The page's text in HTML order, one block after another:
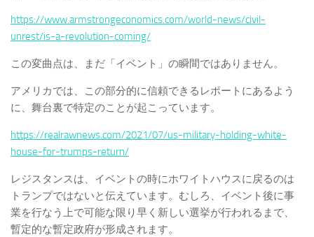
https://www.armstrongeconomics.com/world-news/civil-
unrest/is-a-revolution-coming/
この変曲点は、まだ「イベント」の瞬間ではありません。
アメリカでは、この部分的に信頼できるレポートにあるよう
に、舞台裏で特定のことが起こっています。
https://realrawnews.com/2021/07/us-military-holding-white-
house-for-trumps-return/
レジスタンスは、イベントの時にホワイトハウスに戻るのは
トランプではないと伝えています。むしろ、イベント後に事
業を行なう上で可能な限り早く新しい選挙が行われるまで、
暫定的な暫定政府が形成されます。